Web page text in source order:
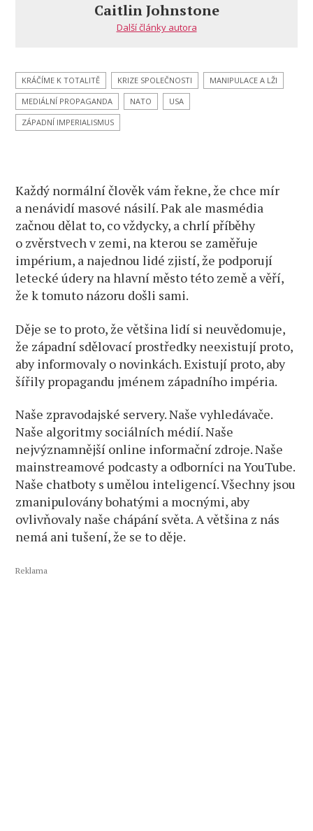
válce,
dokud
propaganda
Caitlin Johnstone
Další články autora
KRÁČÍME K TOTALITĚ KRIZE SPOLEČNOSTI
MANIPULACE A LŽI
MEDIÁLNÍ PROPAGANDA
NATO
USA
ZÁPADNÍ IMPERIALISMUS
Každý normální člověk vám řekne, že chce mír
a nenávidí masové násilí. Pak ale masmédia
začnou dělat to, co vždycky, a chrlí příběhy
o zvěrstvech v zemi, na kterou se zaměřuje
impérium, a najednou lidé zjistí, že podporují
letecké údery na hlavní město této země a věří,
že k tomuto názoru došli sami.
Děje se to proto, že většina lidí si neuvědomuje,
že západní sdělovací prostředky neexistují proto,
aby informovaly o novinkách. Existují proto, aby
šířily propagandu jménem západního impéria.
Naše zpravodajské servery. Naše vyhledávače.
Naše algoritmy sociálních médií. Naše
nejvýznamnější online informační zdroje. Naše
mainstreamové podcasty a odborníci na YouTube.
Naše chatboty s umělou inteligencí. Všechny jsou
zmanipulovány bohatými a mocnými, aby
ovlivňovaly naše chápání světa. A většina z nás
nemá ani tušení, že se to děje.
Reklama